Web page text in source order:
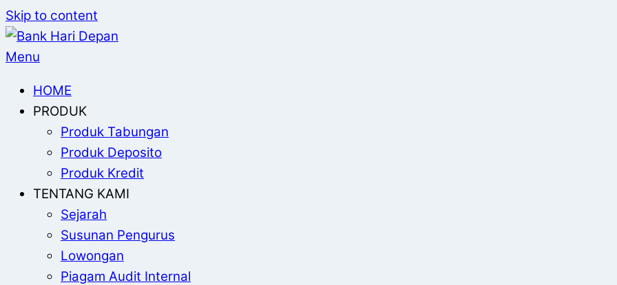
Skip to content
Menu
HOME
PRODUK
Produk Tabungan
Produk Deposito
Produk Kredit
TENTANG KAMI
Sejarah
Susunan Pengurus
Lowongan
Piagam Audit Internal